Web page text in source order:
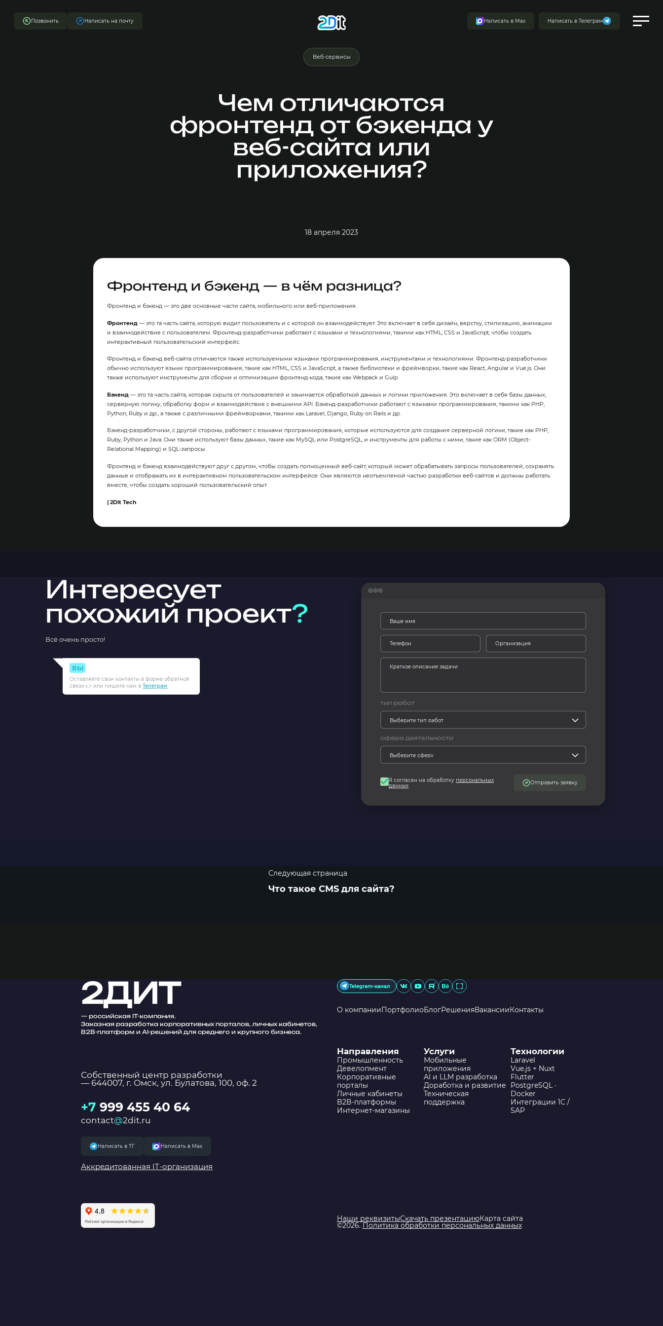
Позвонить Написать на почту Написать в Мах Написать в Телеграм
Веб-сервисы
Чем отличаются
фронтенд от бэкенда у
веб-сайта или
приложения?
18 апреля 2023
Фронтенд и бэкенд — в чём разница?
Фронтенд и бэкенд — это две основные части сайта, мобильного или веб-приложения.
Фронтенд— это та часть сайта, которую видит пользователь и с которой он взаимодействует. Это включает в себя дизайн, верстку, стилизацию, анимации
и взаимодействие с пользователем. Фронтенд-разработчики работают с языками и технологиями, такими как HTML, CSS и JavaScript, чтобы создать
интерактивный пользовательский интерфейс.
Фронтенд и бэкенд веб-сайта отличаются также используемыми языками программирования, инструментами и технологиями. Фронтенд-разработчики
обычно используют языки программирования, такие как HTML, CSS и JavaScript, а также библиотеки и фреймворки, такие как React, Angular и Vue.js. Они
также используют инструменты для сборки и оптимизации фронтенд-кода, такие как Webpack и Gulp.
Бэкенд— это та часть сайта, которая скрыта от пользователей и занимается обработкой данных и логики приложения. Это включает в себя базы данных,
серверную логику, обработку форм и взаимодействие с внешними API. Бэкенд-разработчики работают с языками программирования, такими как PHP,
Python, Ruby и др., а также с различными фреймворками, такими как Laravel, Django, Ruby on Rails и др.
Бэкенд-разработчики, с другой стороны, работают с языками программирования, которые используются для создания серверной логики, такие как PHP,
Ruby, Python и Java. Они также используют базы данных, такие как MySQL или PostgreSQL, и инструменты для работы с ними, такие как ORM (Object-
Relational Mapping) и SQL-запросы.
Фронтенд и бэкенд взаимодействуют друг с другом, чтобы создать полноценный веб-сайт, который может обрабатывать запросы пользователей, сохранять
данные и отображать их в интерактивном пользовательском интерфейсе. Они являются неотъемлемой частью разработки веб-сайтов и должны работать
вместе, чтобы создать хороший пользовательский опыт.
| 2Dit Tech
Интересует
похожий проект?
Всё очень просто!
ВЫ
Оставляйте свои контакты в форме обратной
связи 👉 или пишите нам вТелеграм
тип работ
сфера деятельности
Я согласен на обработку персональных
данных
Отправить заявку
Следующая страница
Что такое CMS для сайта?
2ДИТ
— российская IT-компания.
Заказная разработка корпоративных порталов, личных кабинетов,
B2B-платформ и AI-решений для среднего и крупного бизнеса.
Собственный центр разработки
— 644007, г. Омск, ул. Булатова, 100, оф. 2
+7 999 455 40 64
contact@2dit.ru
Написать в ТГ Написать в Мах
Аккредитованная IT-организация
Telegram-канал
О компанииПортфолиоБлогРешенияВакансииКонтакты
Направления
Промышленность
Девелопмент
Корпоративные
порталы
Личные кабинеты
B2B-платформы
Интернет-магазины
Услуги
Мобильные
приложения
AI и LLM разработка
Доработка и развитие
Техническая
поддержка
Технологии
Laravel
Vue.js + Nuxt
Flutter
PostgreSQL ·
Docker
Интеграции 1С /
SAP
Наши реквизитыСкачать презентациюКарта сайта
©2026.Политика обработки персональных данных